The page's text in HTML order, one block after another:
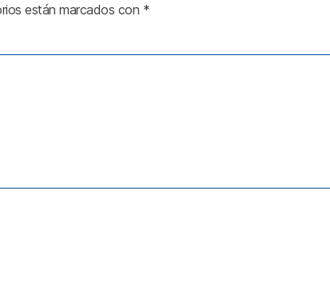
están marcados con *